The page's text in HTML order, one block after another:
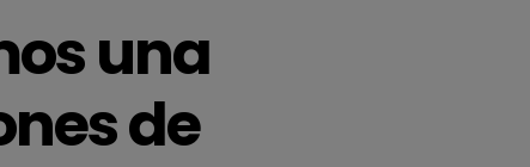
una
de